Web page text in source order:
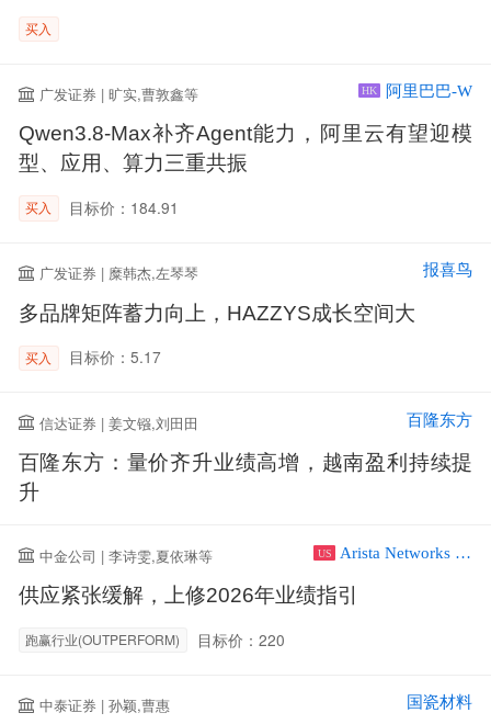
买入
广发证券 | 旷实,曹敦鑫等 HK 阿里巴巴-W
Qwen3.8-Max补齐Agent能力，阿里云有望迎模
型、应用、算力三重共振
买入 目标价：184.91
广发证券 | 糜韩杰,左琴琴 报喜鸟
多品牌矩阵蓄力向上，HAZZYS成长空间大
买入 目标价：5.17
信达证券 | 姜文镪,刘田田 百隆东方
百隆东方：量价齐升业绩高增，越南盈利持续提
升
中金公司 | 李诗雯,夏依琳等 US Arista Networks Inc
供应紧张缓解，上修2026年业绩指引
跑赢行业(OUTPERFORM) 目标价：220
中泰证券 | 孙颖,曹惠 国瓷材料